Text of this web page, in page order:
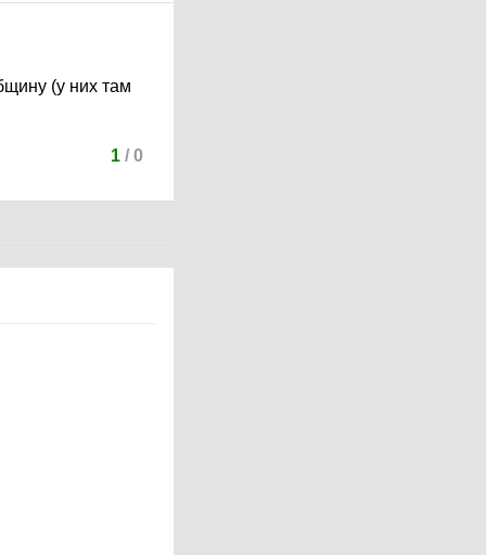
(у них там
1/ 0